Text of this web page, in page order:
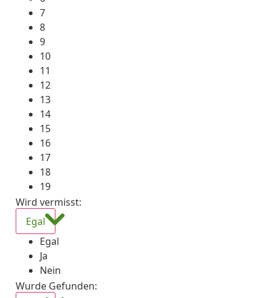
7
8
9
10
11
12
13
14
15
16
17
18
19
Wird vermisst:
Egal
Egal
Ja
Nein
Wurde Gefunden: